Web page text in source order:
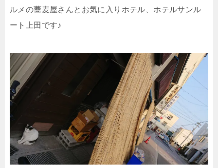
ルメの蕎麦屋さんとお気に入りホテル、ホテルサンル
ート上田です♪